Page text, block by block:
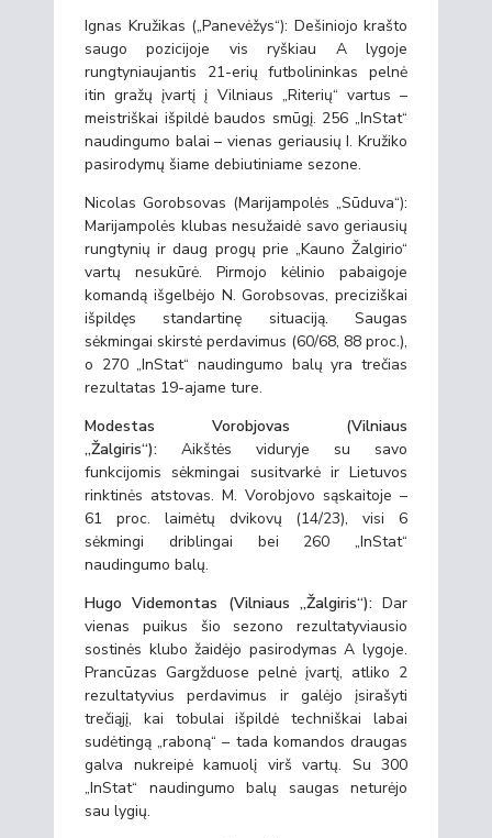
Ignas Kružikas („Panevėžys“): Dešiniojo krašto
saugo pozicijoje vis ryškiau A lygoje
rungtyniaujantis 21-erių futbolininkas pelnė
itin gražų įvartį į Vilniaus „Riterių“ vartus –
meistriškai išpildė baudos smūgį. 256 „InStat“
naudingumo balai – vienas geriausių I. Kružiko
pasirodymų šiame debiutiniame sezone.
Nicolas Gorobsovas (Marijampolės „Sūduva“):
Marijampolės klubas nesužaidė savo geriausių
rungtynių ir daug progų prie „Kauno Žalgirio“
vartų nesukūrė. Pirmojo kėlinio pabaigoje
komandą išgelbėjo N. Gorobsovas, preciziškai
išpildęs standartinę situaciją. Saugas
sėkmingai skirstė perdavimus (60/68, 88 proc.),
o 270 „InStat“ naudingumo balų yra trečias
rezultatas 19-ajame ture.
Modestas Vorobjovas (Vilniaus
„Žalgiris“): Aikštės viduryje su savo
funkcijomis sėkmingai susitvarkė ir Lietuvos
rinktinės atstovas. M. Vorobjovo sąskaitoje –
61 proc. laimėtų dvikovų (14/23), visi 6
sėkmingi driblingai bei 260 „InStat“
naudingumo balų.
Hugo Videmontas (Vilniaus „Žalgiris“):Dar
vienas puikus šio sezono rezultatyviausio
sostinės klubo žaidėjo pasirodymas A lygoje.
Prancūzas Gargžduose pelnė įvartį, atliko 2
rezultatyvius perdavimus ir galėjo įsirašyti
trečiąjį, kai tobulai išpildė techniškai labai
sudėtingą „raboną“ – tada komandos draugas
galva nukreipė kamuolį virš vartų. Su 300
„InStat“ naudingumo balų saugas neturėjo
sau lygių.